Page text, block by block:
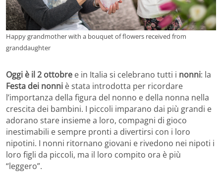
Happy grandmother with a bouquet of flowers received from
granddaughter
Oggi è il 2 ottobre e in Italia si celebrano tutti i nonni: la
Festa dei nonni è stata introdotta per ricordare
l’importanza della figura del nonno e della nonna nella
crescita dei bambini. I piccoli imparano dai più grandi e
adorano stare insieme a loro, compagni di gioco
inestimabili e sempre pronti a divertirsi con i loro
nipotini. I nonni ritornano giovani e rivedono nei nipoti i
loro figli da piccoli, ma il loro compito ora è più
“leggero”.